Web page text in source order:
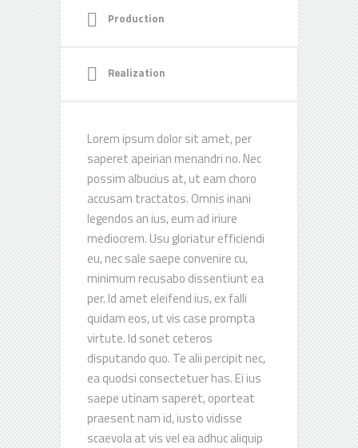
Production
Realization
Lorem ipsum dolor sit amet, per
saperet apeirian menandri no. Nec
possim albucius at, ut eam choro
accusam tractatos. Omnis inani
legendos an ius, eum ad iriure
mediocrem. Usu gloriatur efficiendi
eu, nec sale saepe convenire cu,
minimum recusabo dissentiunt ea
per. Id amet eleifend ius, ex falli
quidam eos, ut vis case prompta
virtute. Id sonet ceteros
disputando quo. Te alii percipit nec,
ea quodsi consectetuer has. Ei ius
saepe utinam saperet, oporteat
praesent nam id, iusto vidisse
scaevola at vis vel ea adhuc aliquip